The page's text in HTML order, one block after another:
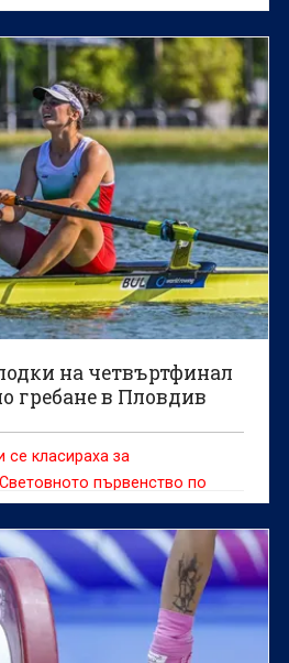
по гребане до 19 г. в
на четвъртфинал
гребане в Пловдив
се класираха за
първенство по
до 19 години, което се